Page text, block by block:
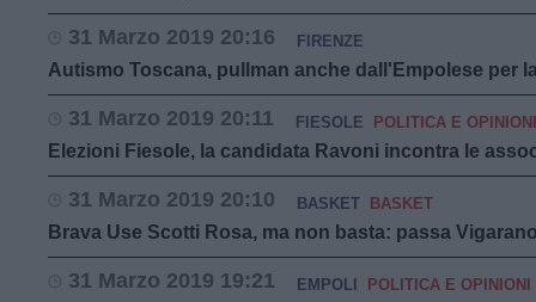
31 Marzo 2019 20:16 FIRENZE
Autismo Toscana, pullman anche dall'Empolese per
31 Marzo 2019 20:11 FIESOLE POLITICA E OPINIONI
Elezioni Fiesole, la candidata Ravoni incontra le
31 Marzo 2019 20:10 BASKET BASKET
Brava Use Scotti Rosa, ma non basta: passa
31 Marzo 2019 19:21 EMPOLI POLITICA E OPINIONI